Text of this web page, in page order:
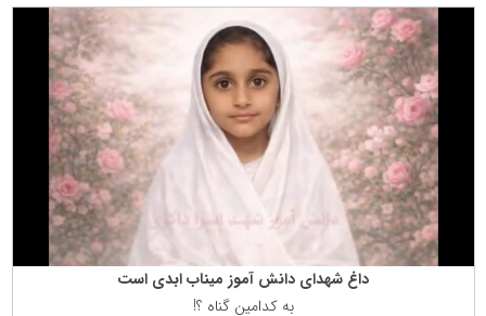
داغ شهدای دانش آموز میناب ابدی است
به كدامین گناه ؟!